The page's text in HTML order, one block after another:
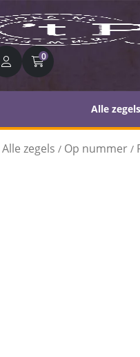
0
Alle zegels
Alle zegels / Op nummer /